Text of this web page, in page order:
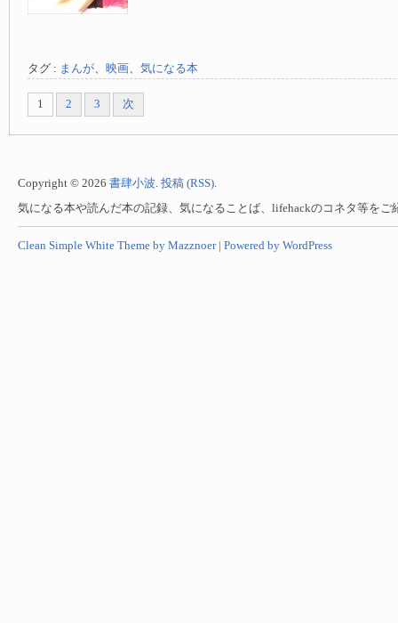
タグ : まんが、 映画、 気になる本
1 2 3 次
Copyright © 2026 書肆小波. 投稿 (RSS).
気になる本や読んだ本の記録、気になることば、lifehackのコネタ等をご
Clean Simple White Theme by Mazznoer | Powered by WordPress